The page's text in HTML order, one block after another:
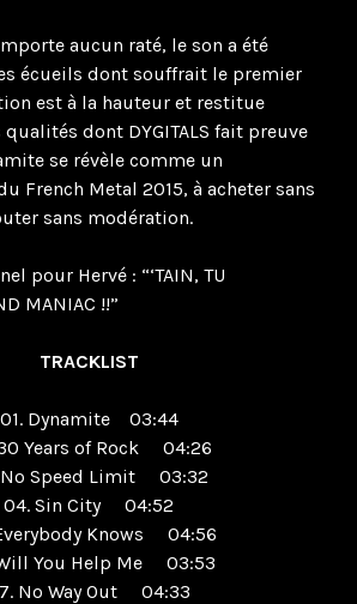
aucun raté, le son a été
écueils dont souffrait le premier
est à la hauteur et restitue
dont DYGITALS fait preuve
se révèle comme un
French Metal 2015, à acheter sans
sans modération.
pour Hervé : “‘TAIN, TU
MANIAC !!”
TRACKLIST
01. Dynamite 03:44
Years of Rock 04:26
Speed Limit 03:32
04. Sin City 04:52
Knows 04:56
You Help Me 03:53
No Way Out 04:33